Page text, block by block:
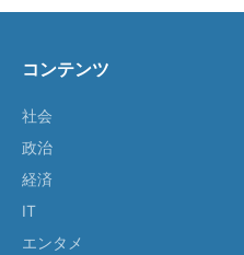
コンテンツ
社会
政治
経済
IT
エンタメ